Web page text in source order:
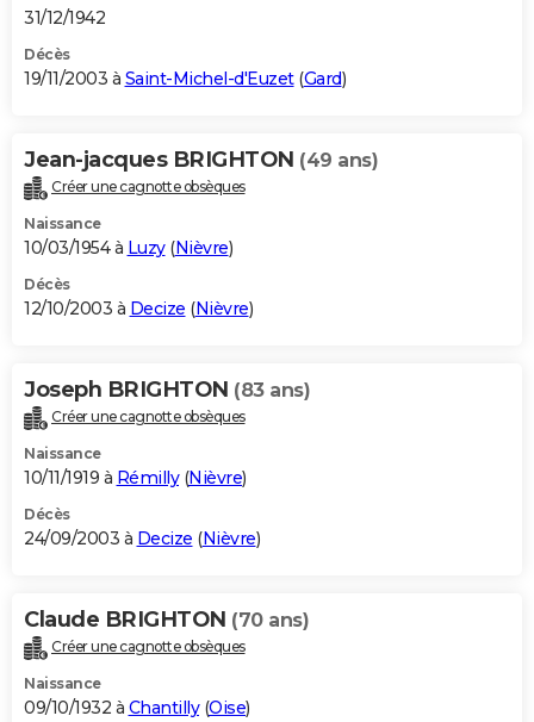
31/12/1942
Décès
19/11/2003 à Saint-Michel-d'Euzet(Gard)
Jean-jacques BRIGHTON (49 ans)
Créer une cagnotte obsèques
Naissance
10/03/1954 à Luzy(Nièvre)
Décès
12/10/2003 à Decize (Nièvre)
Joseph BRIGHTON (83 ans)
Créer une cagnotte obsèques
Naissance
10/11/1919 à Rémilly(Nièvre)
Décès
24/09/2003 à Decize (Nièvre)
Claude BRIGHTON (70 ans)
Créer une cagnotte obsèques
Naissance
09/10/1932 à Chantilly(Oise)